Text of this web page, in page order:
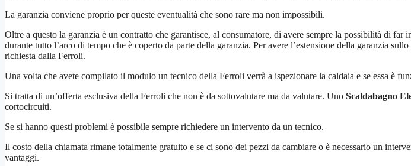
La garanzia conviene proprio per queste eventualità che sono rare ma non impossibili.
Oltre a questo la garanzia è un contratto che garantisce, al consumatore, di avere sempre la possibilità di
durante tutto l’arco di tempo che è coperto da parte della garanzia. Per avere l’estensione della garanzia sullo
richiesta dalla Ferroli.
Una volta che avete compilato il modulo un tecnico della Ferroli verrà a ispezionare la caldaia e se essa è
Si tratta di un’offerta esclusiva della Ferroli che non è da sottovalutare ma da valutare. Uno Scaldabagno
cortocircuiti.
Se si hanno questi problemi è possibile sempre richiedere un intervento da un tecnico.
Il costo della chiamata rimane totalmente gratuito e se ci sono dei pezzi da cambiare o è necessario un
vantaggi.